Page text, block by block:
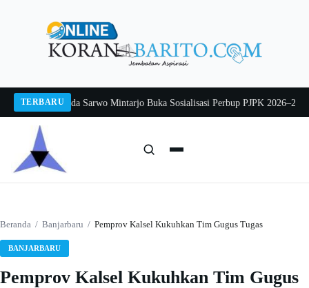
TERBARU
2026Pj Sekda Sarwo Mintarjo Buka Sosialisasi Perbup PJPK 2026–2030
Beranda / Banjarbaru / Pemprov Kalsel Kukuhkan Tim Gugus Tugas
BANJARBARU
Pemprov Kalsel Kukuhkan Tim Gugus